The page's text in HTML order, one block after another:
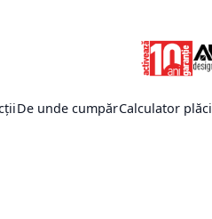
De unde cumpărCalculator plăci